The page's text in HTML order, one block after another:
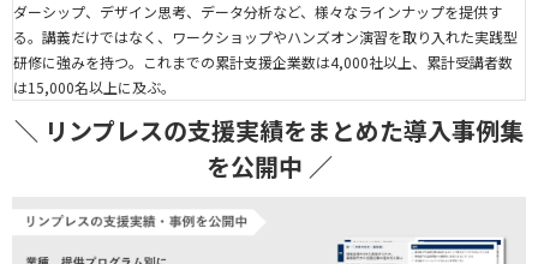
ダーシップ、デザイン思考、データ分析など、様々なラインナップを提供す
る。講義だけではなく、ワークショップやハンズオン演習を取り入れた実践型
研修に強みを持つ。これまでの累計支援企業数は4,000社以上、累計受講者数
は15,000名以上に及ぶ。
＼ リンプレスの支援実績をまとめた導入事例集
を公開中 ／